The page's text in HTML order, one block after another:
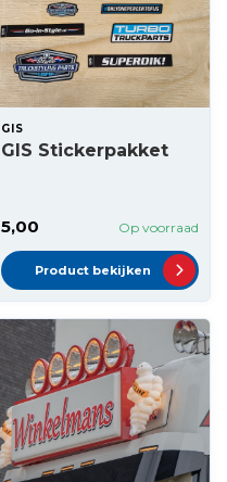
GIS
GIS Stickerpakket
5,00 Op voorraad
Product bekijken